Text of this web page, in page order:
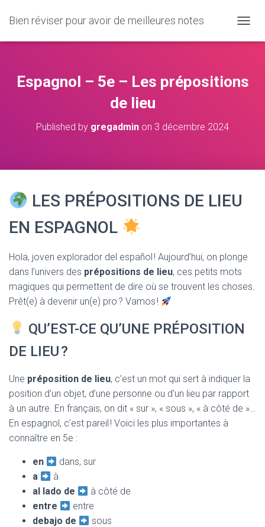
Bien réviser pour avoir de meilleures notes
U
R
A
O
Espagnol – 5e – Les prépositions
de lieu
Published by gregadmin on 3 décembre 2024
LES PRÉPOSITIONS DE LIEU
EN ESPAGNOL
Hola, joven explorador del español ! Aujourd’hui, on plonge
dans l’univers des prépositions de lieu, ces petits mots
magiques qui permettent de dire où se trouvent les choses.
Prêt(e) à devenir un(e) pro ? Vamos !
QU’EST-CE QU’UNE PRÉPOSITION
DE LIEU ?
Une préposition de lieu, c’est un mot qui sert à indiquer la
position d’un objet, d’une personne ou d’un lieu par rapport
à un autre. En français, on dit « sur », « sous », « à côté de »…
En espagnol, c’est pareil ! Voici les plus importantes à
connaître en 5e :
en
dans, sur
a
à
al lado de
à côté de
entre
entre
debajo de
sous